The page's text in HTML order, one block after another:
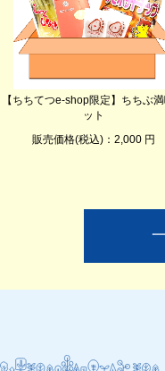
【ちちてつe-shop限定】ちちぶ
ット
販売価格(税込)：2,000 円